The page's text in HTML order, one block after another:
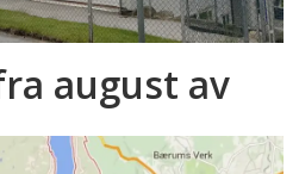
august av